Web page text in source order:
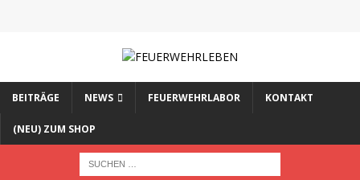
BEITRÄGE NEWS FEUERWEHRLABOR KONTAKT
(NEU) ZUM SHOP